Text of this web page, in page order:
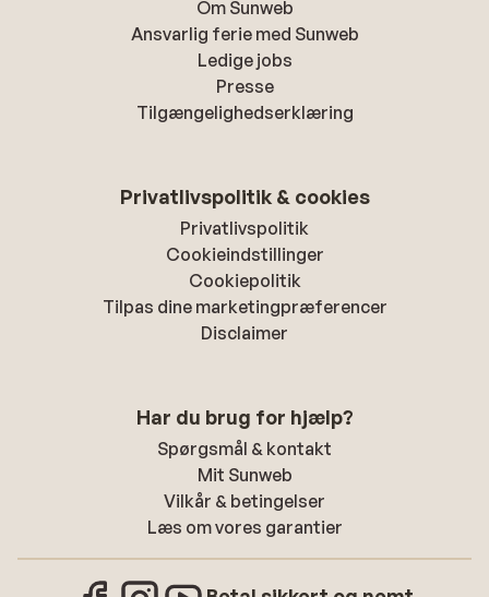
Om Sunweb
Ansvarlig ferie med Sunweb
Ledige jobs
Presse
Tilgængelighedserklæring
Privatlivspolitik & cookies
Privatlivspolitik
Cookieindstillinger
Cookiepolitik
Tilpas dine marketingpræferencer
Disclaimer
Har du brug for hjælp?
Spørgsmål & kontakt
Mit Sunweb
Vilkår & betingelser
Læs om vores garantier